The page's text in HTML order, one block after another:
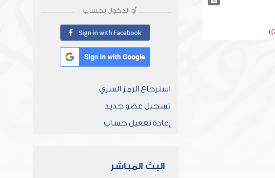
أو الدخول بحساب
استرجاع الرمز السري
تسجيل عضو جديد
إعادة تفعيل حساب
البث المباشر